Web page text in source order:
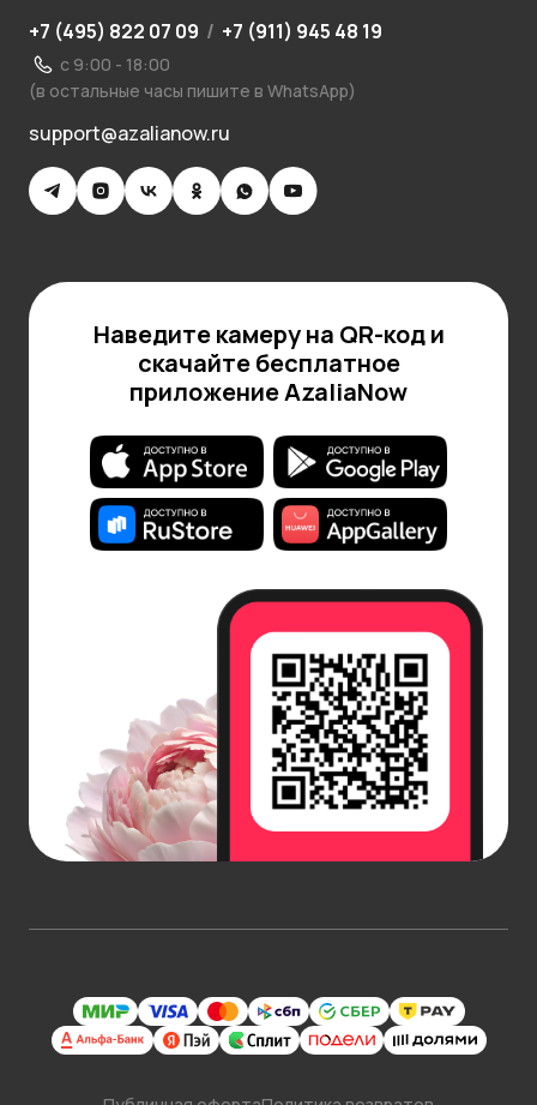
+7 (495) 822 07 09 / +7 (911) 945 48 19
с 9:00 - 18:00
(в остальные часы пишите в WhatsApp)
support@azalianow.ru
Наведите камеру на QR-код и
скачайте бесплатное
приложение AzaliaNow